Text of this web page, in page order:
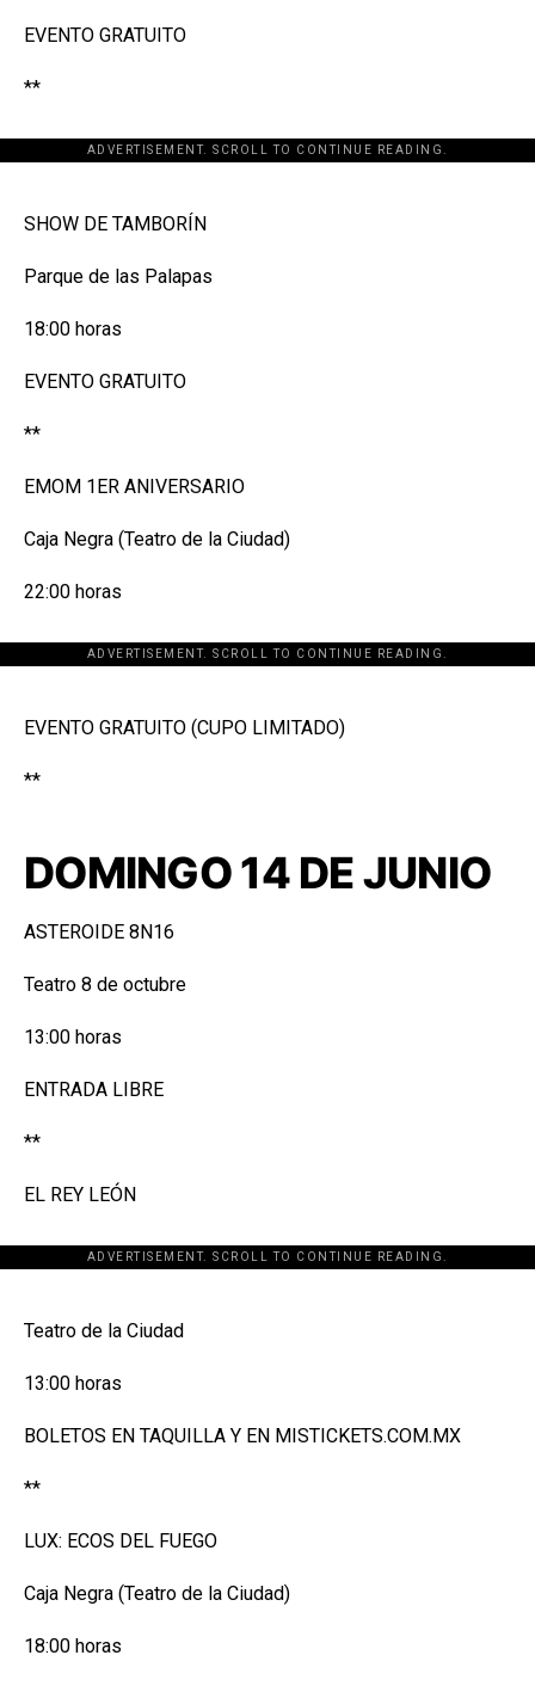
EVENTO GRATUITO
**
ADVERTISEMENT. SCROLL TO CONTINUE READING.
[adsforwp id="243463"]
SHOW DE TAMBORÍN
Parque de las Palapas
18:00 horas
EVENTO GRATUITO
**
EMOM 1ER ANIVERSARIO
Caja Negra (Teatro de la Ciudad)
22:00 horas
ADVERTISEMENT. SCROLL TO CONTINUE READING.
[adsforwp id="243463"]
EVENTO GRATUITO (CUPO LIMITADO)
**
DOMINGO 14 DE JUNIO
ASTEROIDE 8N16
Teatro 8 de octubre
13:00 horas
ENTRADA LIBRE
**
EL REY LEÓN
ADVERTISEMENT. SCROLL TO CONTINUE READING.
[adsforwp id="243463"]
Teatro de la Ciudad
13:00 horas
BOLETOS EN TAQUILLA Y EN MISTICKETS.COM.MX
**
LUX: ECOS DEL FUEGO
Caja Negra (Teatro de la Ciudad)
18:00 horas